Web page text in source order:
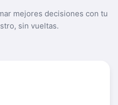
mejores decisiones con tu
sin vueltas.